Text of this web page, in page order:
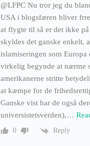
@LFPC Nu tror jeg du
USA i blogsfæren bliver
at flygte til så er det ikke
skyldes det ganske enkelt,
islamiseringen som Europa
virkelig begynde at nærme
amerikanerne stritte
at kæmpe for de
Ganske vist har de også
universistetsverden),…
0 Reply